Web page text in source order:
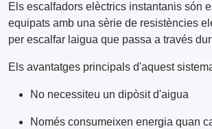
Els escalfadors elèctrics instantanis són
equipats amb una sèrie de resistències
per escalfar laigua que passa a través
Els avantatges principals d'aquest
No necessiteu un dipòsit d'aigua
Només consumeixen energia quan